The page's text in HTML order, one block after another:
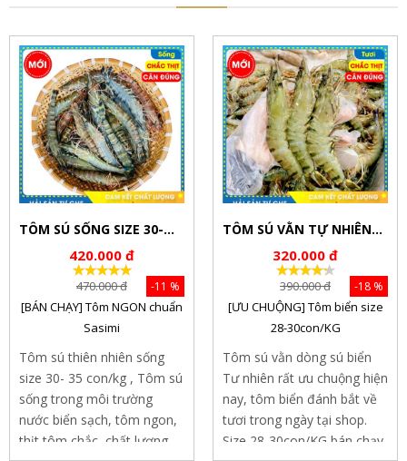
TÔM SÚ SỐNG SIZE 30-
420.000 đ
470.000 đ -11 %
[BÁN CHẠY] Tôm NGON chuẩn
Sasimi
Tôm sú thiên nhiên sống
size 30- 35 con/kg , Tôm sú
sống trong môi trường
nước biển sạch, tôm ngon,
thịt tôm chắc, chất lượng.
TÔM SÚ VẰN TỰ NHIÊN
320.000 đ
390.000 đ -18 %
[ƯU CHUỘNG] Tôm biển size
28-30con/KG
Tôm sú vằn dòng sú biển
Tư nhiên rất ưu chuộng hiện
nay, tôm biển đánh bắt về
tươi trong ngày tại shop.
Size 28-30con/KG bán chạy